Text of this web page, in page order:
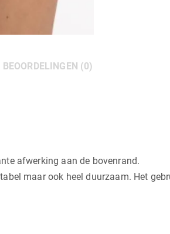
BEOORDELINGEN (0)
afwerking aan de bovenrand.
maar ook heel duurzaam. Het